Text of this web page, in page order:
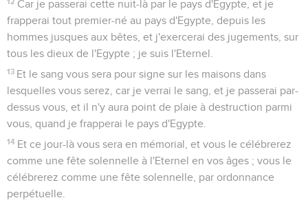
Car je passerai cette nuit-là par le pays d'Egypte, et je
frapperai tout premier-né au pays d'Egypte, depuis les
hommes jusques aux bêtes, et j'exercerai des jugements, sur
tous les dieux de l'Egypte ; je suis l'Eternel.
13 Et le sang vous sera pour signe sur les maisons dans
lesquelles vous serez, car je verrai le sang, et je passerai par-
dessus vous, et il n'y aura point de plaie à destruction parmi
vous, quand je frapperai le pays d'Egypte.
14 Et ce jour-là vous sera en mémorial, et vous le célébrerez
comme une fête solennelle à l'Eternel en vos âges ; vous le
célébrerez comme une fête solennelle, par ordonnance
perpétuelle.